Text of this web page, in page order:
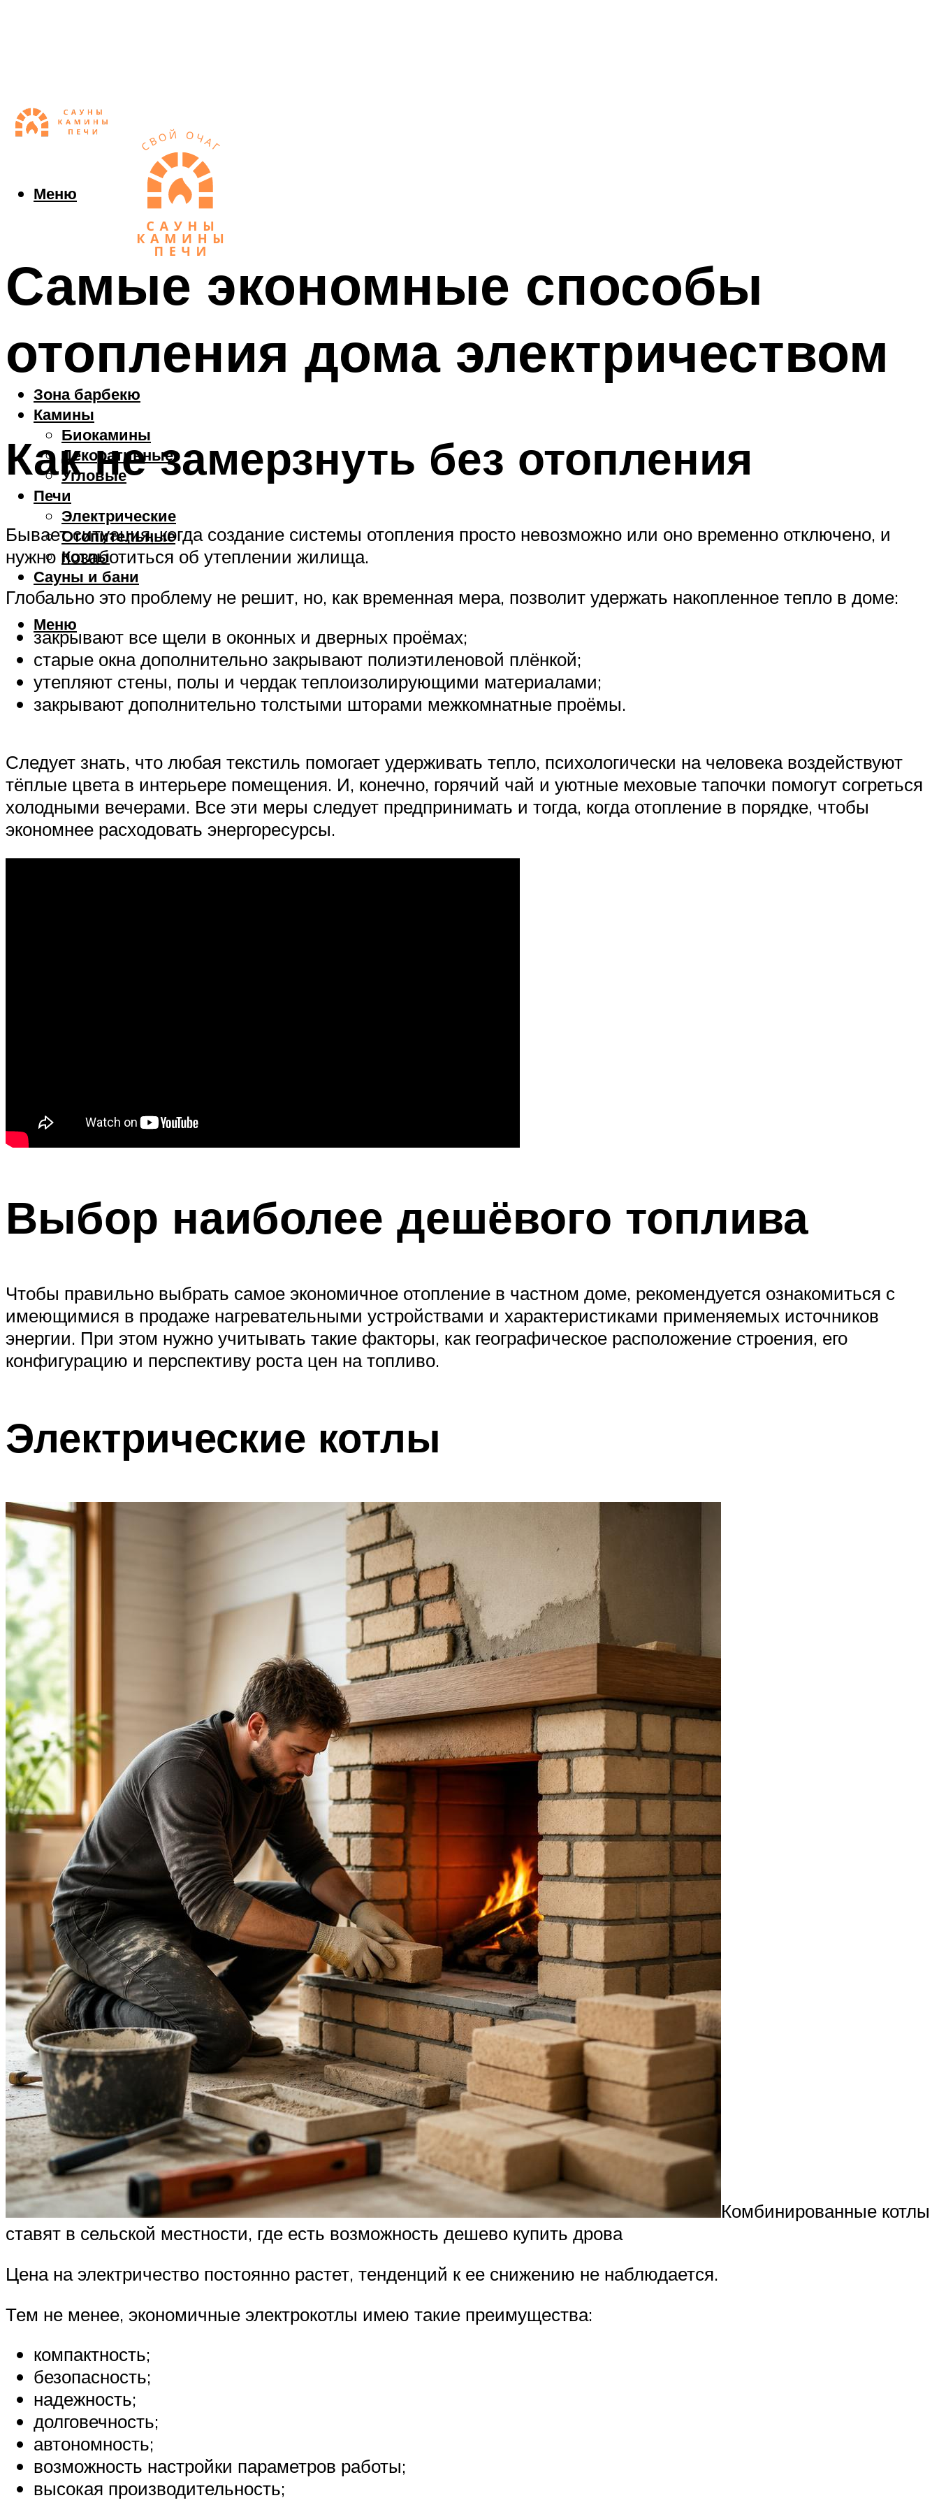
Зона барбекю
Камины
Биокамины
Декоративные
Угловые
Печи
Электрические
Отопительные
Котлы
Сауны и бани
Меню
Меню
Самые экономные способы
отопления дома электричеством
Как не замерзнуть без отопления
Бывает ситуация, когда создание системы отопления просто невозможно или оно временно отключено, и
нужно позаботиться об утеплении жилища.
Глобально это проблему не решит, но, как временная мера, позволит удержать накопленное тепло в доме:
закрывают все щели в оконных и дверных проёмах;
старые окна дополнительно закрывают полиэтиленовой плёнкой;
утепляют стены, полы и чердак теплоизолирующими материалами;
закрывают дополнительно толстыми шторами межкомнатные проёмы.
Следует знать, что любая текстиль помогает удерживать тепло, психологически на человека воздействуют
тёплые цвета в интерьере помещения. И, конечно, горячий чай и уютные меховые тапочки помогут согреться
холодными вечерами. Все эти меры следует предпринимать и тогда, когда отопление в порядке, чтобы
экономнее расходовать энергоресурсы.
Выбор наиболее дешёвого топлива
Чтобы правильно выбрать самое экономичное отопление в частном доме, рекомендуется ознакомиться с
имеющимися в продаже нагревательными устройствами и характеристиками применяемых источников
энергии. При этом нужно учитывать такие факторы, как географическое расположение строения, его
конфигурацию и перспективу роста цен на топливо.
Электрические котлы
Комбинированные котлы
ставят в сельской местности, где есть возможность дешево купить дрова
Цена на электричество постоянно растет, тенденций к ее снижению не наблюдается.
Тем не менее, экономичные электрокотлы имею такие преимущества:
компактность;
безопасность;
надежность;
долговечность;
автономность;
возможность настройки параметров работы;
высокая производительность;